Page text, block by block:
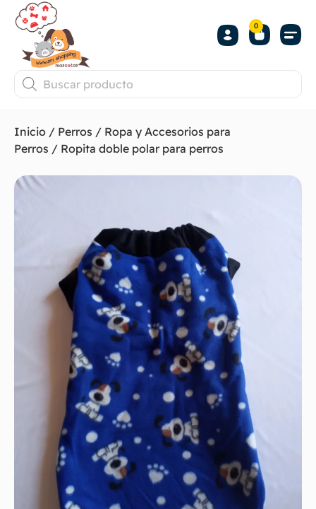
0
Inicio / Perros / Ropa y Accesorios para
Perros / Ropita doble polar para perros